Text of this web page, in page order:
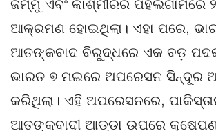
ଜମ୍ମୁ ଏବଂ କାଶ୍ମୀରର ପହଲଗାମରେ
ଆକ୍ରମଣ ହୋଇଥିଲା। ଏହା ପରେ,
ଆତଙ୍କବାଦ ବିରୁଦ୍ଧରେ ଏକ ବଡ଼
ଭାରତ ୭ ମଇରେ ଅପରେସନ ସିନ୍ଦୂର
କରିଥିଲା। ଏହି ଅପରେସନରେ,
ଆତଙ୍କବାଦୀ ଆଡ୍ଡା ଉପରେ